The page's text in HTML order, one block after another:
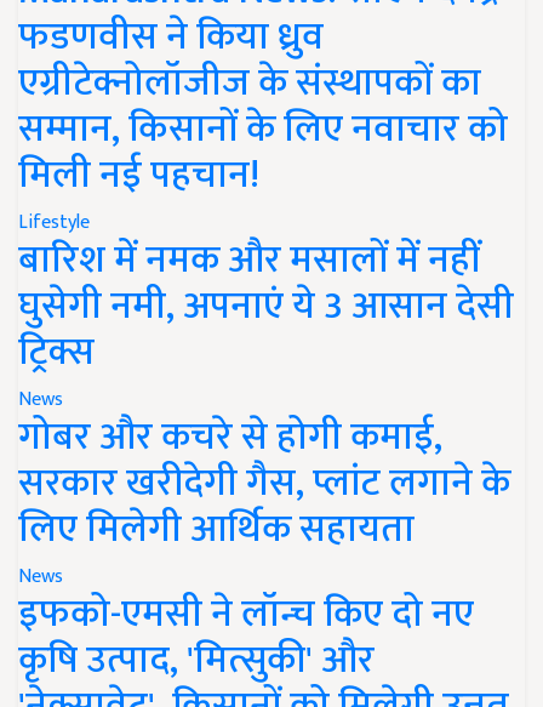
फडणवीस ने किया ध्रुव
एग्रीटेक्नोलॉजीज के संस्थापकों का
सम्मान, किसानों के लिए नवाचार को
मिली नई पहचान!
Lifestyle
बारिश में नमक और मसालों में नहीं
घुसेगी नमी, अपनाएं ये 3 आसान देसी
ट्रिक्स
News
गोबर और कचरे से होगी कमाई,
सरकार खरीदेगी गैस, प्लांट लगाने के
लिए मिलेगी आर्थिक सहायता
News
इफको-एमसी ने लॉन्च किए दो नए
कृषि उत्पाद, 'मित्सुकी' और